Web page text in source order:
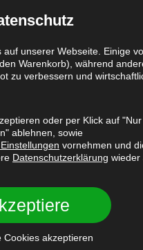
12 Bildern
VON ANTONIA MÜLLER
auf unserer Webseite. Einige
Warenkorb), während
zu verbessern und
oder per Klick auf
ablehnen, sowie
vornehmen und
Datenschutzerklärung wieder
Cookies akzeptieren